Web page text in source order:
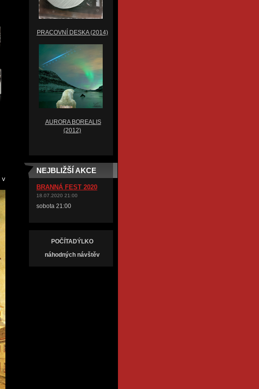
v
PRACOVNÍ DESKA (2014)
AURORA BOREALIS
(2012)
NEJBLIŽŠÍ AKCE
BRANNÁ FEST 2020
18.07.2020 21:00
sobota 21:00
POČÍTADÝLKO
náhodných návštěv